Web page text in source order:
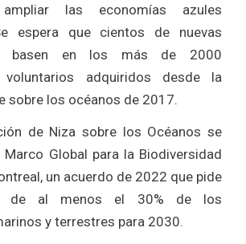
las economías azules
espera que cientos de nuevas
basen en los más de 2000
voluntarios adquiridos desde la
sobre los océanos de 2017.
de Niza sobre los Océanos se
Marco Global para la Biodiversidad
un acuerdo de 2022 que pide
de al menos el 30% de los
y terrestres para 2030.